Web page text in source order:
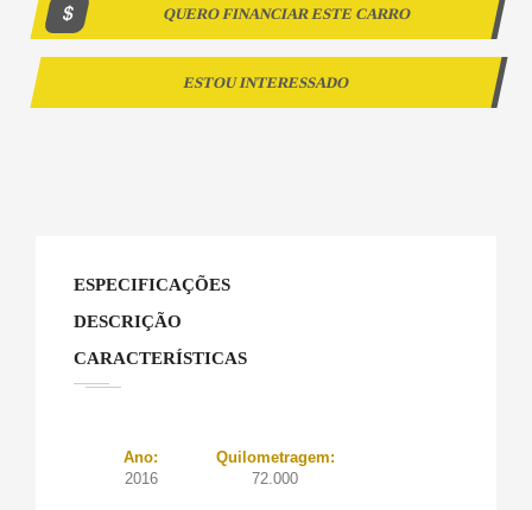
QUERO FINANCIAR ESTE CARRO
ESTOU INTERESSADO
ESPECIFICAÇÕES
DESCRIÇÃO
CARACTERÍSTICAS
Ano:
2016
Quilometragem:
72.000